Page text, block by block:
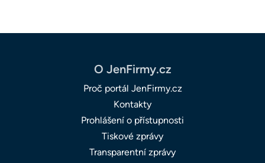
O JenFirmy.cz
Proč portál JenFirmy.cz
Kontakty
Prohlášení o přístupnosti
Tiskové zprávy
Transparentní zprávy